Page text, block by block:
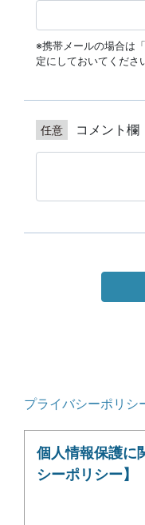
プライバシーポリシ
個人情報保護に
シーポリシー】